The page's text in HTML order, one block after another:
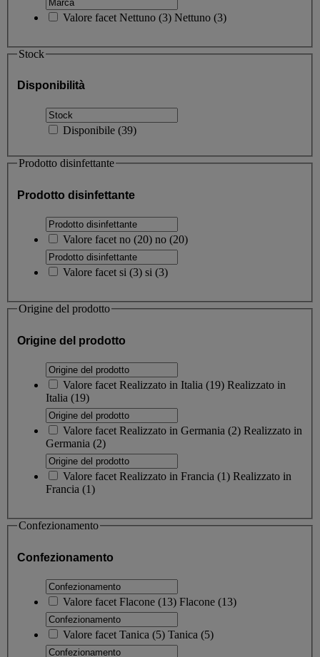
Valore facet Nettuno (3) Nettuno (3)
Stock
Disponibilità
Disponibile (39)
Prodotto disinfettante
Prodotto disinfettante
Valore facet no (20) no (20)
Valore facet si (3) si (3)
Origine del prodotto
Origine del prodotto
Valore facet Realizzato in Italia (19) Realizzato in
Italia (19)
Valore facet Realizzato in Germania (2) Realizzato in
Germania (2)
Valore facet Realizzato in Francia (1) Realizzato in
Francia (1)
Confezionamento
Confezionamento
Valore facet Flacone (13) Flacone (13)
Valore facet Tanica (5) Tanica (5)